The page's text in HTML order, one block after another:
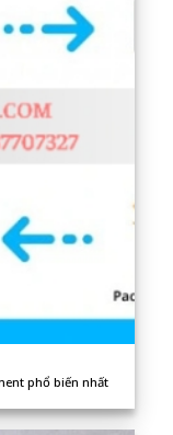
phổ biến nhất